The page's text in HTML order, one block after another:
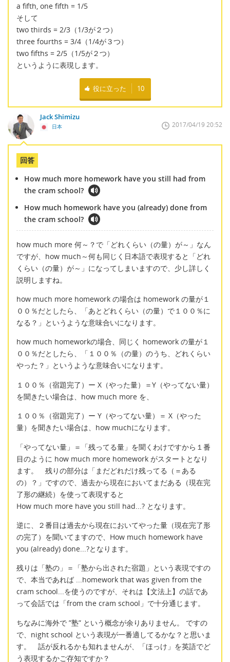
a fifth, one fifth = 1/5
そして
two thirds = 2/3（1/3が２つ）
three fourths = 3/4（1/4が３つ）
two fifths = 2/5（1/5が２つ）
というように表現します。
役に立った 10
Jack Shimizu
日本 2017/04/19 20:52
回答
How much more homework have you still had from
the cram school?
How much homework have you (already) done from
the cram school?
how much more 何～？で「どれくらい（の量）が～」なん
ですが、how much～何も同じく日本語で表現すると「どれ
くらい（の量）が～」になってしまいますので、少し詳しく
説明しますね。
how much more homework の場合は homework の量が１
００％だとしたら、「あとどれくらい（の量）で１００％に
なる？」というような意味合いになります。
how much homeworkの場合、同じく homework の量が１
００％だとしたら、「１００％（の量）のうち、どれくらい
やった？」というような意味合いになります。
１００％（宿題完了）ー X（やった量）＝Y（やってない量）
を聞きたい場合は、how much more を、
１００％（宿題完了）ー Y（やってない量）＝ X（やった
量）を聞きたい場合は、how muchになります。
「やってない量」＝「残ってる量」を聞くわけですから１番
目のように how much more homework がスタートとなり
ます。 残りの部分は「まだどれだけ残ってる（＝ある
の）？」ですので、過去から現在においてまだある（現在完
了形の継続）を使って表現すると
How much more have you still had...? となります。
逆に、２番目は過去から現在においてやった量（現在完了形
の完了）を聞いてますので、How much homework have
you (already) done...?となります。
残りは「塾の」＝「塾から出された宿題」という表現ですの
で、本当であれば ...homework that was given from the
cram school...を使うのですが、それは【文法上】の話であ
って会話では「from the cram school」で十分通じます。
ちなみに海外で ”塾” という概念が余りありません。 ですの
で、night school という表現が一番適してるかな？と思いま
す。 話が反れるかも知れませんが、「ほっけ」を英語でど
う表現するかご存知ですか？